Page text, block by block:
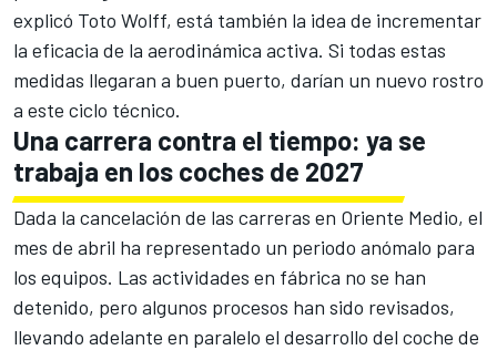
explicó Toto Wolff, está también la idea de incrementar
la eficacia de la aerodinámica activa. Si todas estas
medidas llegaran a buen puerto, darían un nuevo rostro
a este ciclo técnico.
Una carrera contra el tiempo: ya se
trabaja en los coches de 2027
Dada la cancelación de las carreras en Oriente Medio, el
mes de abril ha representado un periodo anómalo para
los equipos. Las actividades en fábrica no se han
detenido, pero algunos procesos han sido revisados,
llevando adelante en paralelo el desarrollo del coche de